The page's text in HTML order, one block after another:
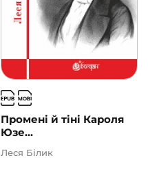
Промені й тіні Кароля
Юзе...
Леся Білик